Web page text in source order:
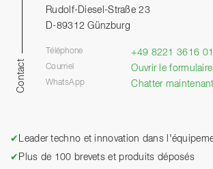
Contact
Rudolf-Diesel-Straße 23
D-89312 Günzburg
Téléphone +49 8221 3616 01
Courriel Ouvrir le
WhatsApp Chatter maintenant
✔ Leader techno et innovation dans
✔ Plus de 100 brevets et produits déposés